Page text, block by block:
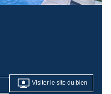
Visiter le site du bien